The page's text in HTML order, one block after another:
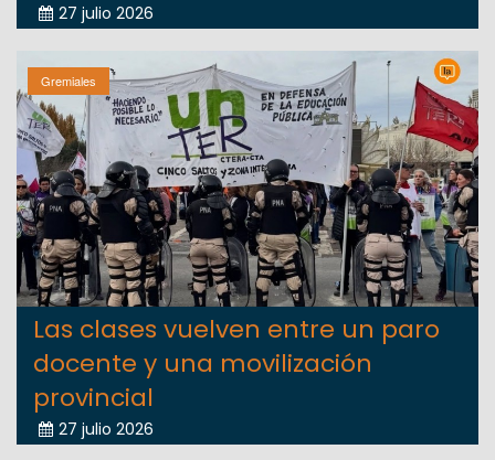
27 julio 2026
Gremiales
Las clases vuelven entre un paro
docente y una movilización
provincial
27 julio 2026